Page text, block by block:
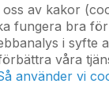
oss av kakor
fungera bra för
i syfte
våra
använder vi